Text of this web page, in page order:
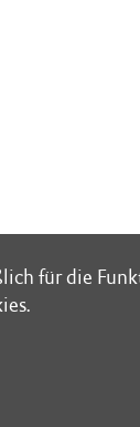
für die
für die